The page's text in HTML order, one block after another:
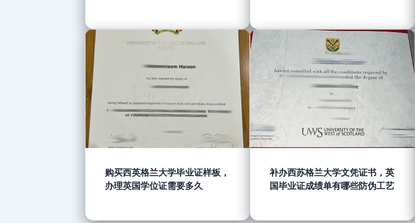
购买西英格兰大学毕业证样板，
办理英国学位证需要多久
补办西苏格兰大学文凭证书，英
国毕业证成绩单有哪些防伪工艺